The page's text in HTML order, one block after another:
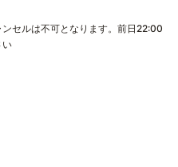
セルは不可となります。前日22:00
い